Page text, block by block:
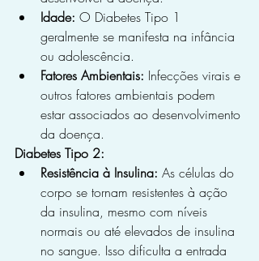
Idade: O Diabetes Tipo 1
geralmente se manifesta na infância
ou adolescência.
Fatores Ambientais: Infecções virais e
outros fatores ambientais podem
estar associados ao desenvolvimento
da doença.
Diabetes Tipo 2:
Resistência à Insulina: As células do
corpo se tornam resistentes à ação
da insulina, mesmo com níveis
normais ou até elevados de insulina
no sangue. Isso dificulta a entrada